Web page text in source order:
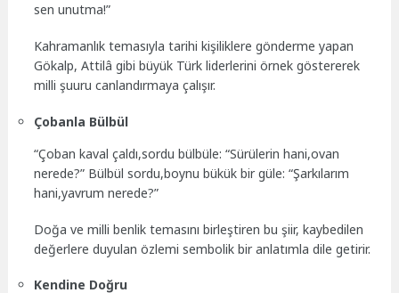
sen unutma!”
Kahramanlık temasıyla tarihi kişiliklere gönderme yapan
Gökalp, Attilâ gibi büyük Türk liderlerini örnek göstererek
milli şuuru canlandırmaya çalışır.
Çobanla Bülbül
“Çoban kaval çaldı,sordu bülbüle: “Sürülerin hani,ovan
nerede?” Bülbül sordu,boynu bükük bir güle: “Şarkılarım
hani,yavrum nerede?”
Doğa ve milli benlik temasını birleştiren bu şiir, kaybedilen
değerlere duyulan özlemi sembolik bir anlatımla dile getirir.
Kendine Doğru